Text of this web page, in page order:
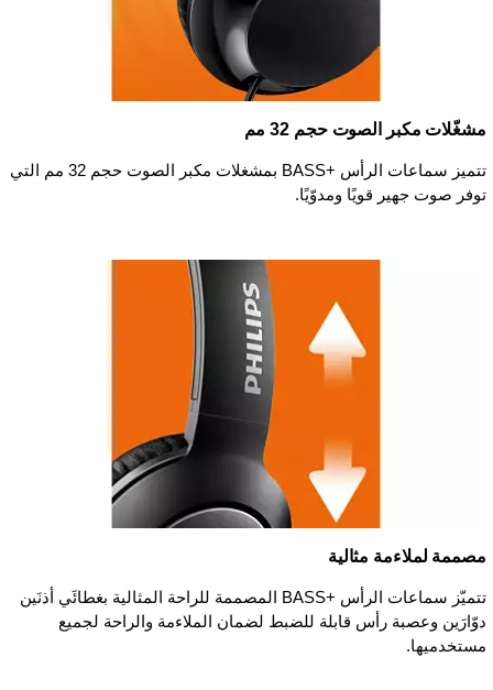
مشغّلات مكبر الصوت حجم 32 مم
تتميز سماعات الرأس BASS+‎ بمشغلات مكبر الصوت حجم 32 مم التي
توفر صوت جهير قويًا ومدوّيًا.
مصممة لملاءمة مثالية
تتميّز سماعات الرأس BASS+‎ المصممة للراحة المثالية بغطائَي أذنَين
دوّارَين وعصبة رأس قابلة للضبط لضمان الملاءمة والراحة لجميع
مستخدميها.